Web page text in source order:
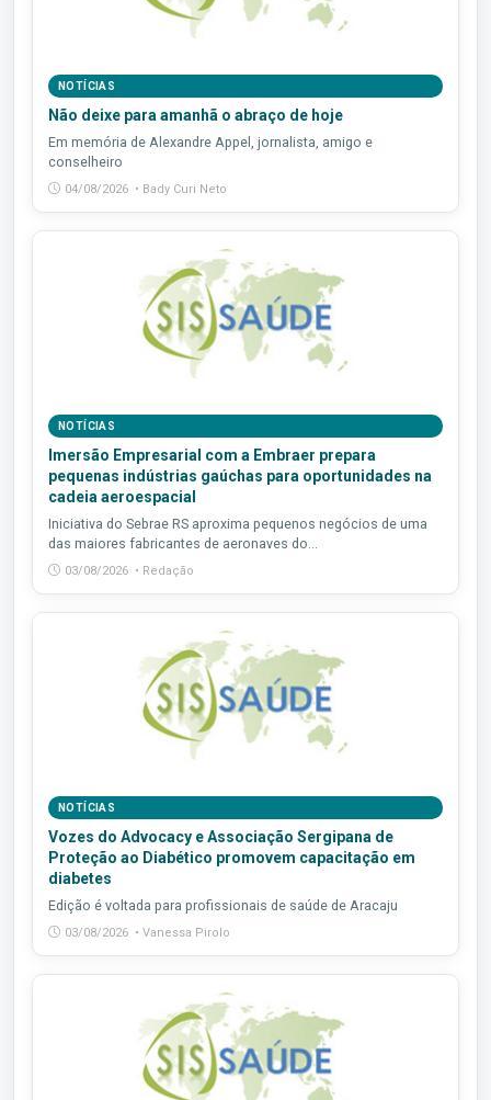
NOTÍCIAS
Não deixe para amanhã o abraço de hoje
Em memória de Alexandre Appel, jornalista, amigo e
conselheiro
04/08/2026 • Bady Curi Neto
NOTÍCIAS
Imersão Empresarial com a Embraer prepara
pequenas indústrias gaúchas para oportunidades na
cadeia aeroespacial
Iniciativa do Sebrae RS aproxima pequenos negócios de uma
das maiores fabricantes de aeronaves do...
03/08/2026 • Redação
NOTÍCIAS
Vozes do Advocacy e Associação Sergipana de
Proteção ao Diabético promovem capacitação em
diabetes
Edição é voltada para profissionais de saúde de Aracaju
03/08/2026 • Vanessa Pirolo